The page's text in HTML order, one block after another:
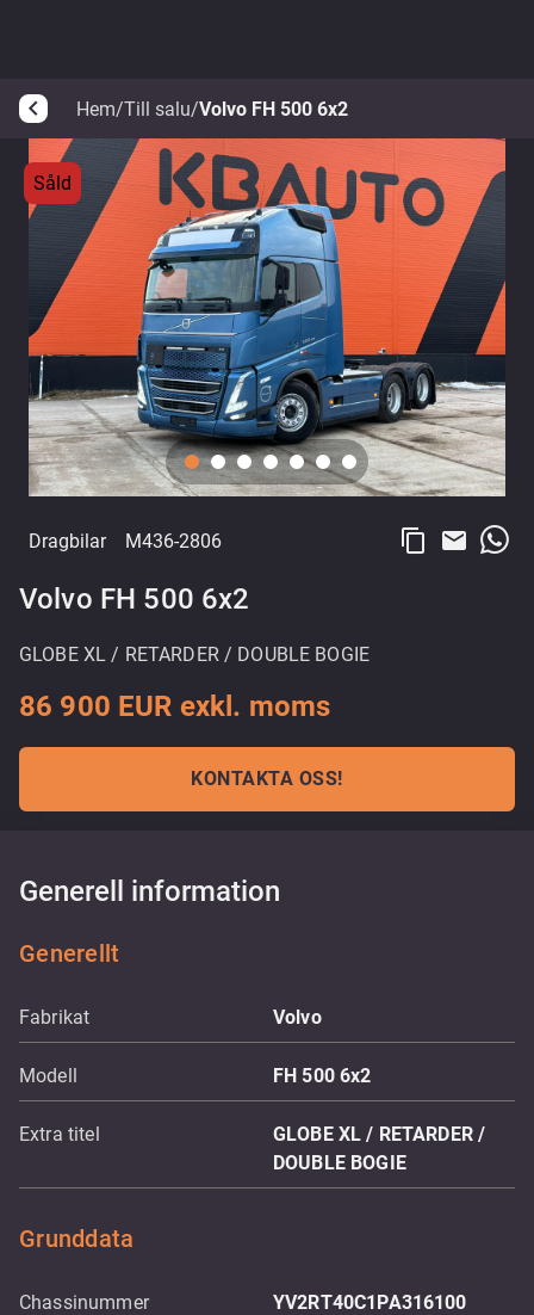
arrow_back_ios Hem/Till salu/Volvo FH 500 6x2
Såld
Dragbilar M436-2806 content_copy email
Volvo FH 500 6x2
GLOBE XL / RETARDER / DOUBLE BOGIE
86 900 EUR exkl. moms
KONTAKTA OSS!
Generell information
Generellt
Fabrikat Volvo
Modell FH 500 6x2
Extra titel
GLOBE XL / RETARDER /
DOUBLE BOGIE
Grunddata
Chassinummer YV2RT40C1PA316100